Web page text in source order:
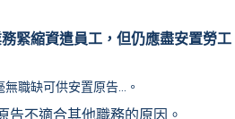
緊縮資遣員工，但仍應盡安置勞工
無職缺可供安置原告…。
告不適合其他職務的原因。